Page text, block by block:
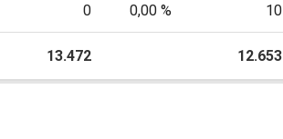
0 0,00 % 10
13.472 12.653